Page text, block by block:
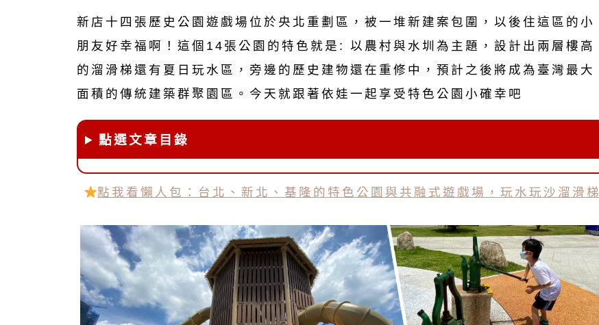
新店十四張歷史公園遊戲場位於央北重劃區，被一堆新建案包圍，以後住這區的小
朋友好幸福啊！這個14張公園的特色就是: 以農村與水圳為主題，設計出兩層樓高
的溜滑梯還有夏日玩水區，旁邊的歷史建物還在重修中，預計之後將成為臺灣最大
面積的傳統建築群聚園區。今天就跟著依娃一起享受特色公園小確幸吧
點選文章目錄
點我看懶人包：台北、新北、基隆的特色公園與共融式遊戲場，玩水玩沙溜滑梯